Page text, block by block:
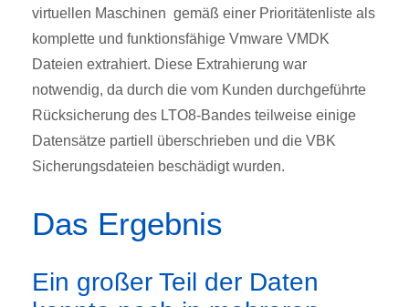
virtuellen Maschinen gemäß einer Prioritätenliste als
komplette und funktionsfähige Vmware VMDK
Dateien extrahiert. Diese Extrahierung war
notwendig, da durch die vom Kunden durchgeführte
Rücksicherung des LTO8-Bandes teilweise einige
Datensätze partiell überschrieben und die VBK
Sicherungsdateien beschädigt wurden.
Das Ergebnis
Ein großer Teil der Daten